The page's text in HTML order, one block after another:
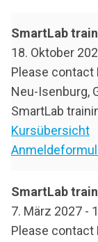
SmartLab
18. Oktober
Please contact
Neu-Isenburg,
SmartLab
Kursübersicht
SmartLab
7. März 2027 -
Please contact